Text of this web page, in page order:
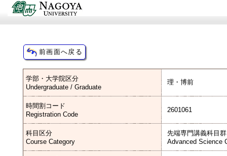
学部・大学院区分
Undergraduate / Graduate
理・博前
時間割コード
Registration Code
2601061
科目区分
Course Category
先端専門講義科目
Advanced Science